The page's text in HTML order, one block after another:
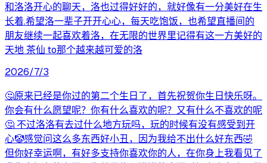
和洛洛开心的聊天，洛也过得好好的，就好像有一分美好在生
长着.希望洛一辈子开开心心，每天吃饱饭，也希望直播间的
朋友继续一起喜欢着洛，在无限的世界里记得有这一方美好的
天地 茶仙 to那个越来越可爱的洛
2026/7/3
🤔原来已经是你过的第二个生日了，首先祝贺你生日快乐呀。
你会有什么愿望呢？你有什么喜欢的呢？又有什么不喜欢的呢
🤔 不过洛洛有去过什么地方玩吗，玩的时候有没有感受到开
心🤡感觉问这么多东西好小丑，因为我给不出什么好东西🤣
但你好幸运啊，有好多支持你喜欢你的人，在你身上我看见了